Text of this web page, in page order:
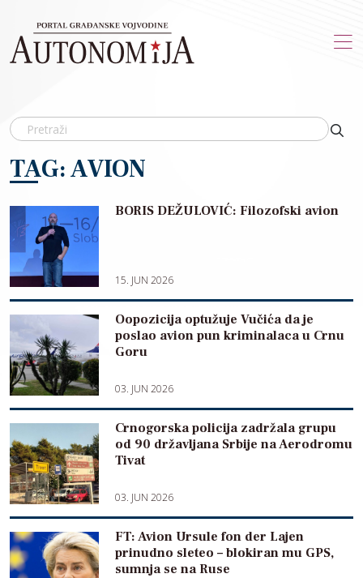
TAG: AVION
BORIS DEŽULOVIĆ: Filozofski avion
15. JUN 2026
Oopozicija optužuje Vučića da je
poslao avion pun kriminalaca u Crnu
Goru
03. JUN 2026
Crnogorska policija zadržala grupu
od 90 državljana Srbije na Aerodromu
Tivat
03. JUN 2026
FT: Avion Ursule fon der Lajen
prinudno sleteo – blokiran mu GPS,
sumnja se na Ruse